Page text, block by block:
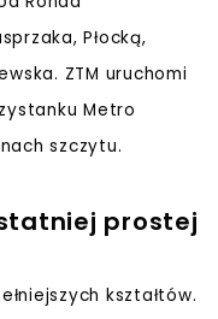
Płocką,
ZTM uruchomi
Metro
szczytu.
prostej
kształtów.